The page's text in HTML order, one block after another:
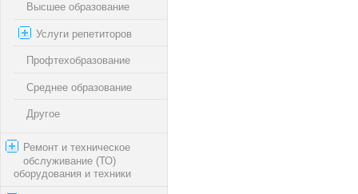
Высшее образование
Услуги репетиторов
Профтехобразование
Среднее образование
Другое
Ремонт и техническое
обслуживание (ТО)
оборудования и техники